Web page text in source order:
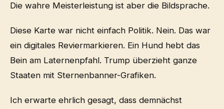
Die wahre Meisterleistung ist aber die Bildsprache.
Diese Karte war nicht einfach Politik. Nein. Das war
ein digitales Reviermarkieren. Ein Hund hebt das
Bein am Laternenpfahl. Trump überzieht ganze
Staaten mit Sternenbanner-Grafiken.
Ich erwarte ehrlich gesagt, dass demnächst